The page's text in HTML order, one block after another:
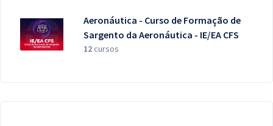
Aeronáutica - Curso de Formação de
Sargento da Aeronáutica - IE/EA CFS
12cursos